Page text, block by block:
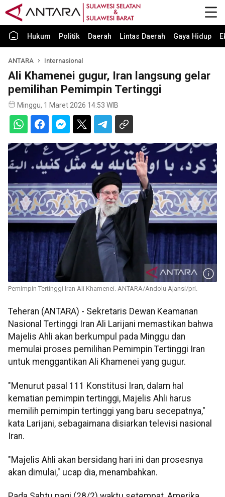
Hukum Politik Daerah Lintas Daerah Gaya Hidup
ANTARA Internasional
Ali Khamenei gugur, Iran langsung gelar
pemilihan Pemimpin Tertinggi
Minggu, 1 Maret 2026 14:53 WIB
Pemimpin Tertinggi Iran Ali Khamenei. ANTARA/Andolu Ajansi/pri.
Teheran (ANTARA) - Sekretaris Dewan Keamanan
Nasional Tertinggi Iran Ali Larijani memastikan bahwa
Majelis Ahli akan berkumpul pada Minggu dan
memulai proses pemilihan Pemimpin Tertinggi Iran
untuk menggantikan Ali Khamenei yang gugur.
"Menurut pasal 111 Konstitusi Iran, dalam hal
kematian pemimpin tertinggi, Majelis Ahli harus
memilih pemimpin tertinggi yang baru secepatnya,"
kata Larijani, sebagaimana disiarkan televisi nasional
Iran.
"Majelis Ahli akan bersidang hari ini dan prosesnya
akan dimulai," ucap dia, menambahkan.